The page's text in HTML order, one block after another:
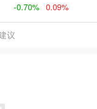
-0.70% 0.09%
议